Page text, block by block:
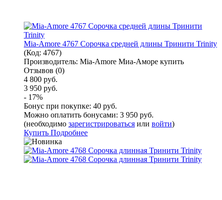
Mia-Amore 4767 Сорочка средней длины Тринити Trinity
(Код: 4767)
Производитель: Mia-Amore Миа-Аморе купить
Отзывов (0)
4 800 руб.
3 950 руб.
- 17%
Бонус при покупке: 40 руб.
Можно оплатить бонусами: 3 950 руб.
(необходимо зарегистрироваться или войти)
Купить Подробнее